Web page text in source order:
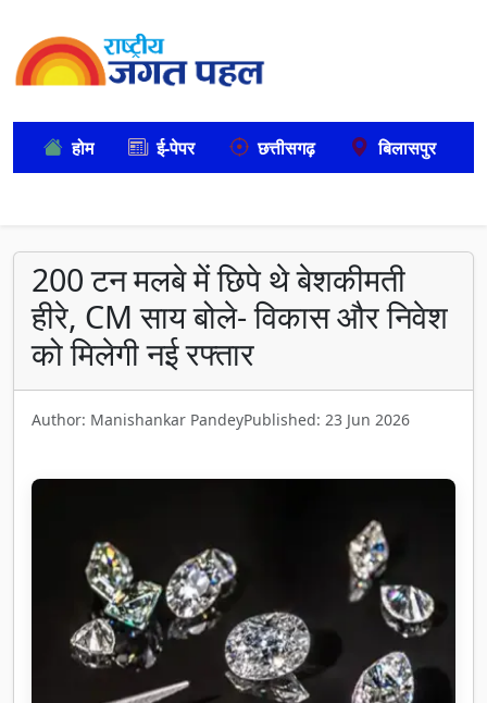
होम ई-पेपर छत्तीसगढ़ बिलासपुर
200 टन मलबे में छिपे थे बेशकीमती
हीरे, CM साय बोले- विकास और निवेश
को मिलेगी नई रफ्तार
Author: Manishankar PandeyPublished: 23 Jun 2026